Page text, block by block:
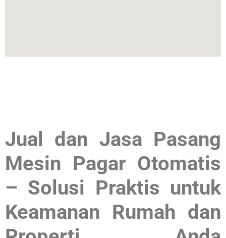
Jual dan Jasa Pasang
Mesin Pagar Otomatis
– Solusi Praktis untuk
Keamanan Rumah dan